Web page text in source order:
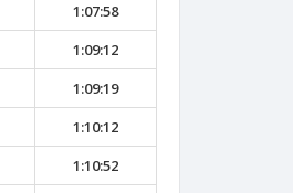
1:07:58
1:09:12
1:09:19
1:10:12
1:10:52